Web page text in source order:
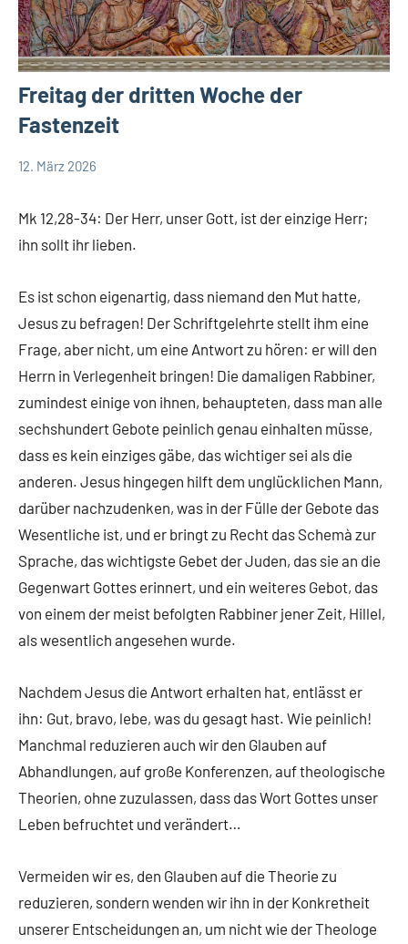
Freitag der dritten Woche der
Fastenzeit
12. März 2026
Mk 12,28-34: Der Herr, unser Gott, ist der einzige Herr;
ihn sollt ihr lieben.
Es ist schon eigenartig, dass niemand den Mut hatte,
Jesus zu befragen! Der Schriftgelehrte stellt ihm eine
Frage, aber nicht, um eine Antwort zu hören: er will den
Herrn in Verlegenheit bringen! Die damaligen Rabbiner,
zumindest einige von ihnen, behaupteten, dass man alle
sechshundert Gebote peinlich genau einhalten müsse,
dass es kein einziges gäbe, das wichtiger sei als die
anderen. Jesus hingegen hilft dem unglücklichen Mann,
darüber nachzudenken, was in der Fülle der Gebote das
Wesentliche ist, und er bringt zu Recht das Schemà zur
Sprache, das wichtigste Gebet der Juden, das sie an die
Gegenwart Gottes erinnert, und ein weiteres Gebot, das
von einem der meist befolgten Rabbiner jener Zeit, Hillel,
als wesentlich angesehen wurde.
Nachdem Jesus die Antwort erhalten hat, entlässt er
ihn: Gut, bravo, lebe, was du gesagt hast. Wie peinlich!
Manchmal reduzieren auch wir den Glauben auf
Abhandlungen, auf große Konferenzen, auf theologische
Theorien, ohne zuzulassen, dass das Wort Gottes unser
Leben befruchtet und verändert…
Vermeiden wir es, den Glauben auf die Theorie zu
reduzieren, sondern wenden wir ihn in der Konkretheit
unserer Entscheidungen an, um nicht wie der Theologe